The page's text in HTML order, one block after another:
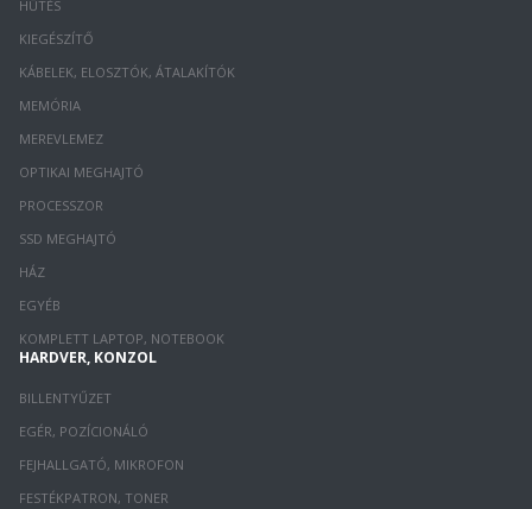
HŰTÉS
KIEGÉSZÍTŐ
KÁBELEK, ELOSZTÓK, ÁTALAKÍTÓK
MEMÓRIA
MEREVLEMEZ
OPTIKAI MEGHAJTÓ
PROCESSZOR
SSD MEGHAJTÓ
HÁZ
EGYÉB
KOMPLETT LAPTOP, NOTEBOOK
HARDVER, KONZOL
BILLENTYŰZET
EGÉR, POZÍCIONÁLÓ
FEJHALLGATÓ, MIKROFON
FESTÉKPATRON, TONER